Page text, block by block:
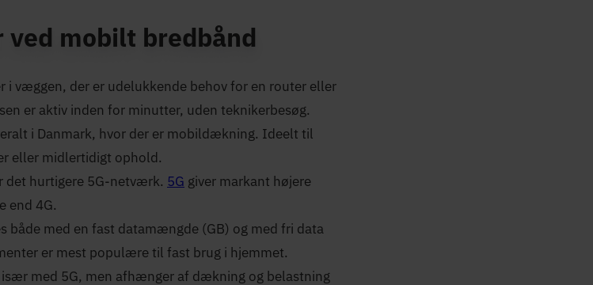
ved mobilt bredbånd
i væggen, der er udelukkende behov for en router eller
er aktiv inden for minutter, uden teknikerbesøg.
i Danmark, hvor der er mobildækning. Ideelt til
eller midlertidigt ophold.
det hurtigere 5G-netværk. 5G giver markant højere
end 4G.
både med en fast datamængde (GB) og med fri data
er mest populære til fast brug i hjemmet.
med 5G, men afhænger af dækning og belastning